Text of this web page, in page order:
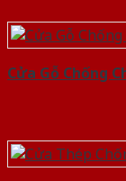
Cửa Gỗ Chống